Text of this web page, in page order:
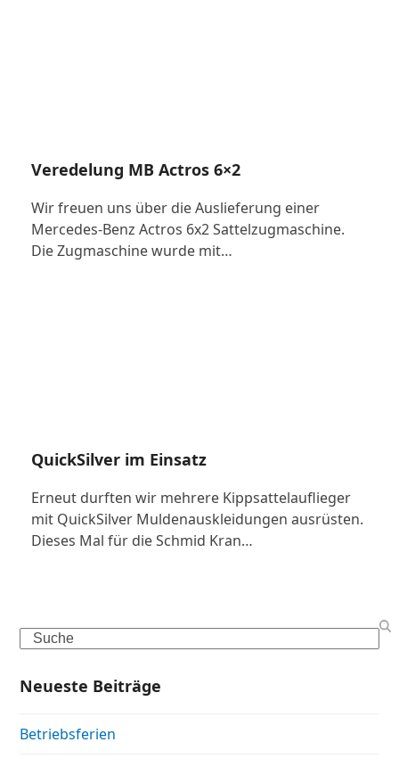
Veredelung MB Actros 6×2
Wir freuen uns über die Auslieferung einer
Mercedes-Benz Actros 6x2 Sattelzugmaschine.
Die Zugmaschine wurde mit…
QuickSilver im Einsatz
Erneut durften wir mehrere Kippsattelauflieger
mit QuickSilver Muldenauskleidungen ausrüsten.
Dieses Mal für die Schmid Kran…
Search
Neueste Beiträge
Betriebsferien